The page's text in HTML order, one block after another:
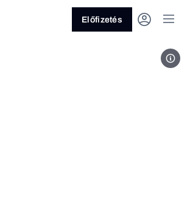
Előfizetés
A